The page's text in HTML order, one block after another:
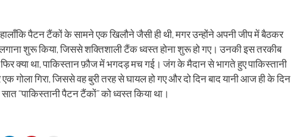
पैटन टैंकों के सामने एक खिलौने जैसी ही थी, मगर उन्होंने अपनी जीप में बैठकर
शुरू किया, जिससे शक्तिशाली टैंक ध्वस्त होना शुरू हो गए। उनकी इस तरकीब
क्या था, पाकिस्तान फ़ौज में भगदड़ मच गई। जंग के मैदान से भागते हुए पाकिस्तानी
गोला गिरा, जिससे वह बुरी तरह से घायल हो गए और दो दिन बाद यानी आज ही के दिन
“पाकिस्तानी पैटन टैंकों” को ध्वस्त किया था।